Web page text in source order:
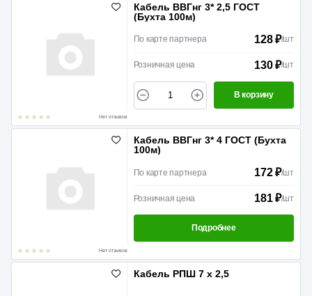
Нет отзывов
Кабель ВВГнг 3* 2,5 ГОСТ
(Бухта 100м)
По карте партнера 128 ₽/шт
Розничная цена 130 ₽/шт
В корзину
Нет отзывов
Кабель ВВГнг 3* 4 ГОСТ (Бухта
100м)
По карте партнера 172 ₽/шт
Розничная цена 181 ₽/шт
Подробнее
Кабель РПШ 7 х 2,5